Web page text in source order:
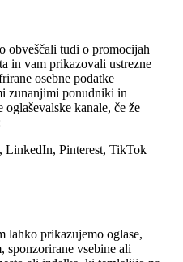
obveščali tudi o promocijah
in vam prikazovali ustrezne
osebne podatke
zunanjimi ponudniki in
kanale, če že
LinkedIn, Pinterest, TikTok
lahko prikazujemo oglase,
sponzorirane vsebine ali